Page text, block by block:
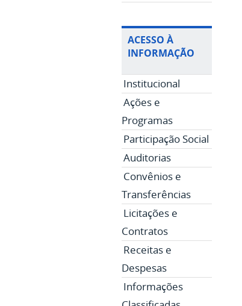
ACESSO À
INFORMAÇÃO
Institucional
Ações e
Programas
Participação Social
Auditorias
Convênios e
Transferências
Licitações e
Contratos
Receitas e
Despesas
Informações